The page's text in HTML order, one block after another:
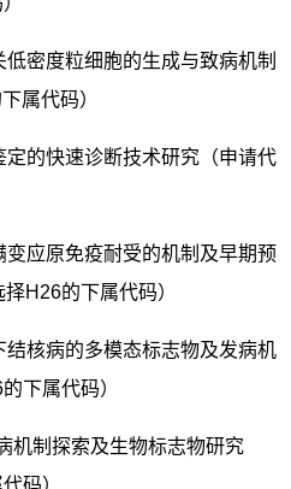
密度粒细胞的生成与致病机制
属代码）
定的快速诊断技术研究（申请代
应原免疫耐受的机制及早期预
择H26的下属代码）
结核病的多模态标志物及发病机
的下属代码）
机制探索及生物标志物研究
码）